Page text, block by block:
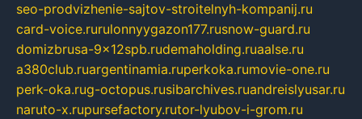
seo-prodvizhenie-sajtov-stroitelnyh-kompanij.ru
card-voice.rurulonnyygazon177.rusnow-guard.ru
domizbrusa-9x12spb.rudemaholding.ruaalse.ru
a380club.ruargentinamia.ruperkoka.rumovie-one.ru
perk-oka.rug-octopus.rusibarchives.ruandreislyusar.ru
naruto-x.rupursefactory.rutor-lyubov-i-grom.ru